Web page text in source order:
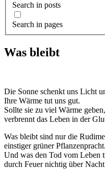
Search in posts
Search in pages
Was bleibt
Die Sonne schenkt uns Licht
Ihre Wärme tut uns gut.
Sollte sie zu viel Wärme geben,
verbrennt das Leben in der
Was bleibt sind nur die
einstiger grüner Pflanzenpracht.
Und was den Tod vom Leben
durch Feuer nichtig über